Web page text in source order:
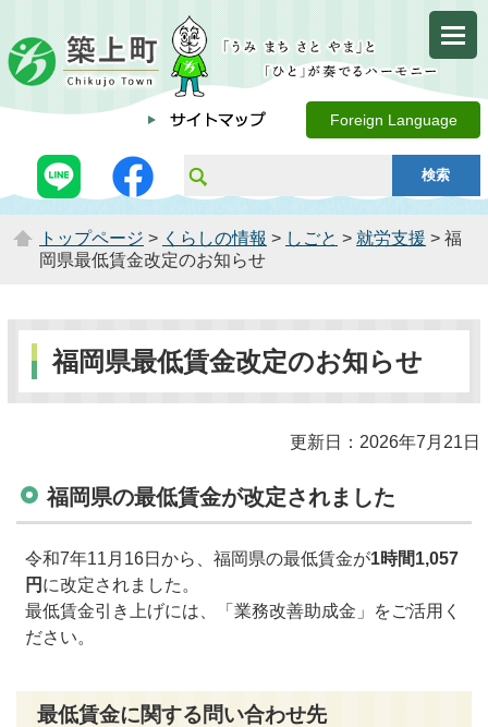
Foreign Language
トップページ > くらしの情報 > しごと > 就労支援 > 福
岡県最低賃金改定のお知らせ
福岡県最低賃金改定のお知らせ
更新日：2026年7月21日
福岡県の最低賃金が改定されました
令和7年11月16日から、福岡県の最低賃金が1時間1,057
円 に改定されました。
最低賃金引き上げには、「業務改善助成金」をご活用く
ださい。
最低賃金に関する問い合わせ先